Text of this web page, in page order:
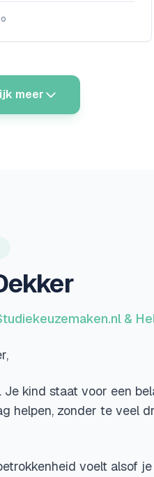
meer
&
Je kind staat voor een
helpen, zonder te veel
voelt alsof